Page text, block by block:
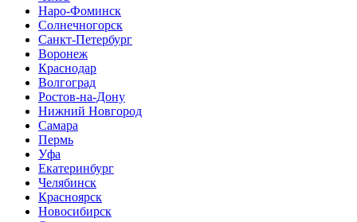
Наро-Фоминск
Солнечногорск
Санкт-Петербург
Воронеж
Краснодар
Волгоград
Ростов-на-Дону
Нижний Новгород
Самара
Пермь
Уфа
Екатеринбург
Челябинск
Красноярск
Новосибирск